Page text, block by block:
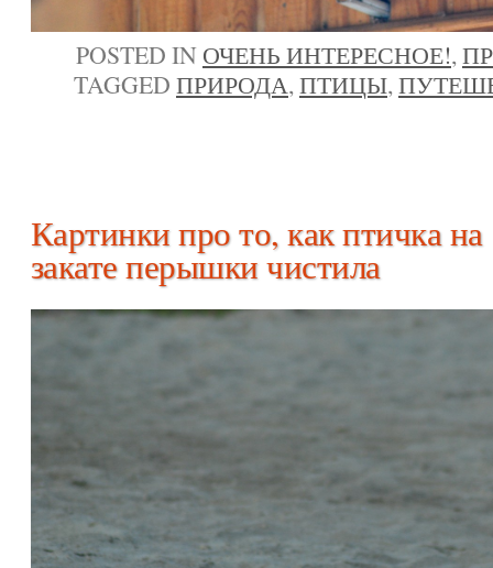
POSTED IN ОЧЕНЬ ИНТЕРЕСНОЕ!,
TAGGED ПРИРОДА, ПТИЦЫ,
Картинки про то, как птичка на
закате перышки чистила